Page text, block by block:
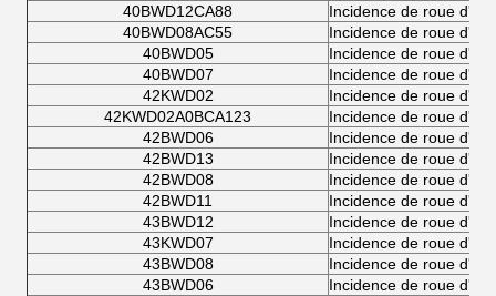
40BWD12CA88
Incidence de roue
40BWD08AC55
Incidence de roue
40BWD05
Incidence de roue
40BWD07
Incidence de roue
42KWD02
Incidence de roue
42KWD02A0BCA123
Incidence de roue
42BWD06
Incidence de roue
42BWD13
Incidence de roue
42BWD08
Incidence de roue
42BWD11
Incidence de roue
43BWD12
Incidence de roue
43KWD07
Incidence de roue
43BWD08
Incidence de roue
43BWD06
Incidence de roue